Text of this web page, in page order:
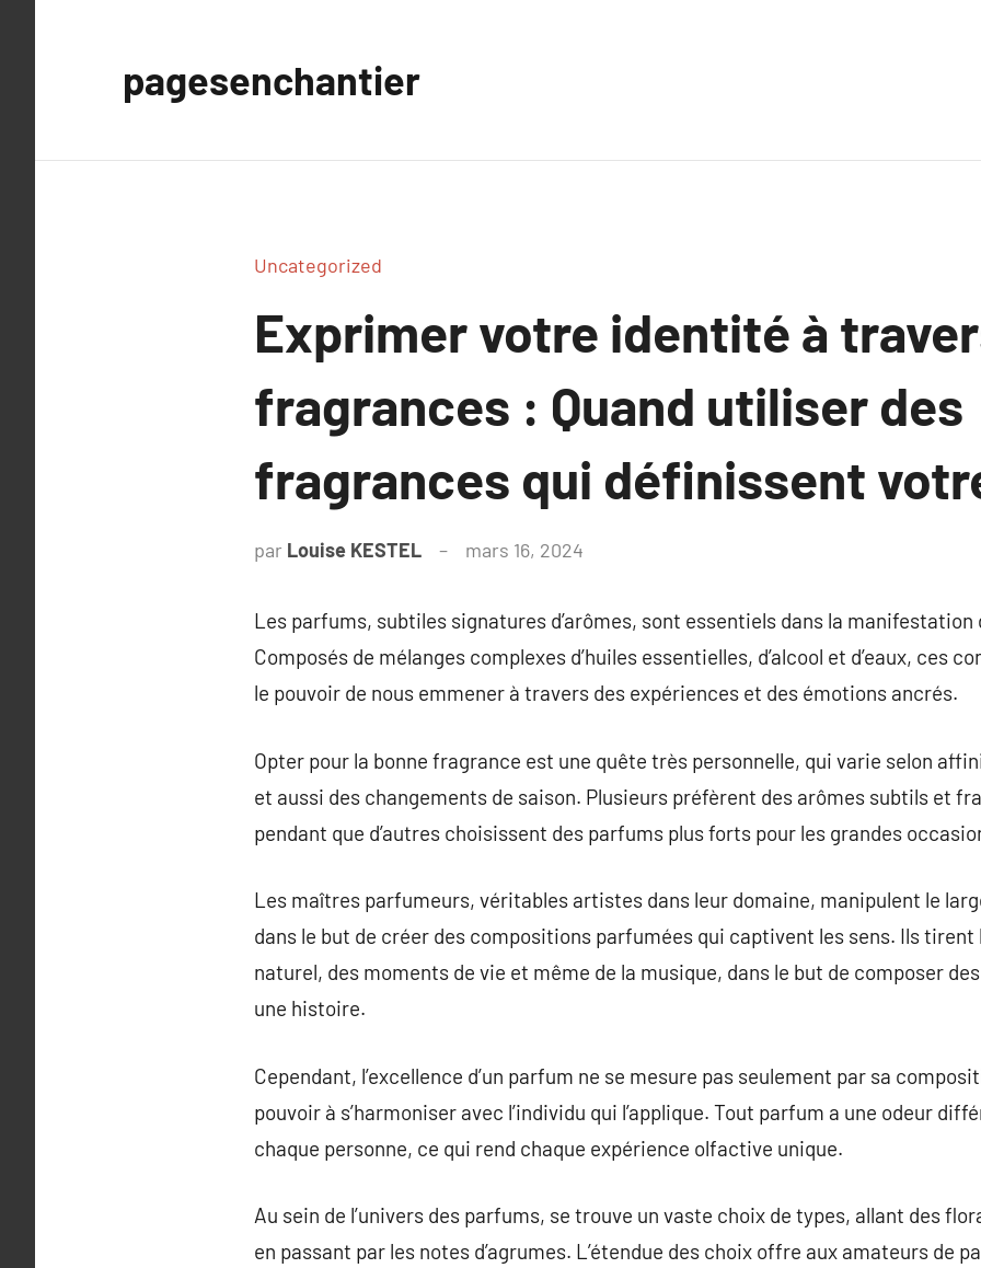
pagesenchantier
Uncategorized
Exprimer votre identité à
fragrances : Quand utiliser des
fragrances qui définissent
par Louise KESTEL mars 16, 2024
Les parfums, subtiles signatures d’arômes, sont essentiels dans la
Composés de mélanges complexes d’huiles essentielles, d’alcool et d’eaux, ces
le pouvoir de nous emmener à travers des expériences et des émotions ancrés.
Opter pour la bonne fragrance est une quête très personnelle, qui varie selon
et aussi des changements de saison. Plusieurs préfèrent des arômes subtils et
pendant que d’autres choisissent des parfums plus forts pour les grandes
Les maîtres parfumeurs, véritables artistes dans leur domaine, manipulent le
dans le but de créer des compositions parfumées qui captivent les sens. Ils
naturel, des moments de vie et même de la musique, dans le but de composer
une histoire.
Cependant, l’excellence d’un parfum ne se mesure pas seulement par sa
pouvoir à s’harmoniser avec l’individu qui l’applique. Tout parfum a une odeur
chaque personne, ce qui rend chaque expérience olfactive unique.
Au sein de l’univers des parfums, se trouve un vaste choix de types, allant des
en passant par les notes d’agrumes. L’étendue des choix offre aux amateurs de